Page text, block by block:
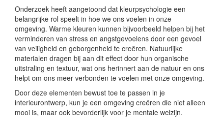
Onderzoek heeft aangetoond dat kleurpsychologie een
belangrijke rol speelt in hoe we ons voelen in onze
omgeving. Warme kleuren kunnen bijvoorbeeld helpen bij het
verminderen van stress en angstgevoelens door een gevoel
van veiligheid en geborgenheid te creëren. Natuurlijke
materialen dragen bij aan dit effect door hun organische
uitstraling en textuur, wat ons herinnert aan de natuur en ons
helpt om ons meer verbonden te voelen met onze omgeving.
Door deze elementen bewust toe te passen in je
interieurontwerp, kun je een omgeving creëren die niet alleen
mooi is, maar ook bevorderlijk voor je mentale welzijn.